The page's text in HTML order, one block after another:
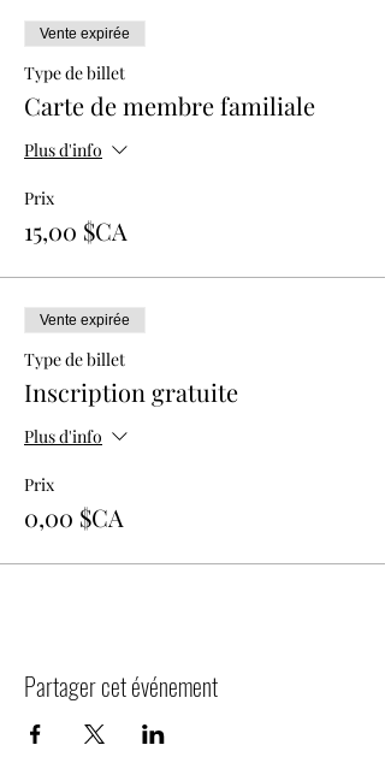
Vente expirée
Type de billet
Carte de membre familiale
Plus d'info
Prix
15,00 $CA
Vente expirée
Type de billet
Inscription gratuite
Plus d'info
Prix
0,00 $CA
Partager cet événement